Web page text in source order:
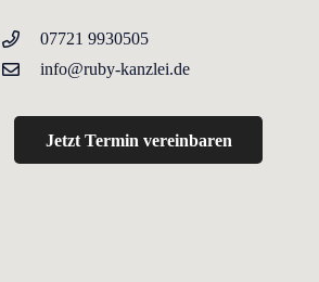
07721 9930505
info@ruby-kanzlei.de
Jetzt Termin vereinbaren